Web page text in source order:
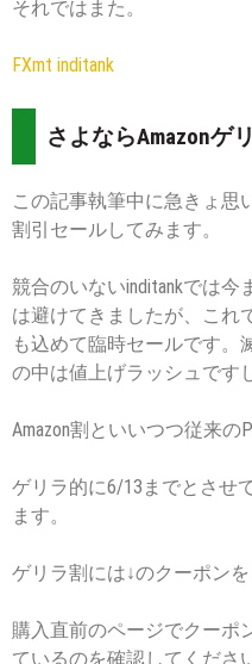
それではまた。
FXmt inditank
さよならAmazonゲ
この記事執筆中に急きょ思
割引セールしてみます。
競合のいないinditankでは今
は避けてきましたが、これ
も込めて臨時セールです。
の中は値上げラッシュです
Amazon割といいつつ従来の
ゲリラ的に6/13までとさせ
ます。
ゲリラ割には↓のクーポン
購入直前のページでクーポ
ているのを確認してくださ